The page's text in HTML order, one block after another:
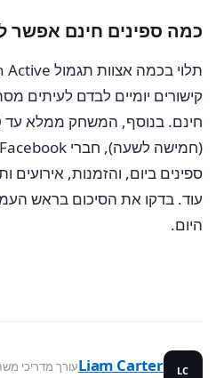
כמה ספינים חינם אפשר
קישורים יומיים לבדם לעיתים
ספינים ביום, והזמנות, אירועים
עוד. בדקו את הסיכום בראש
היום.
LC
Liam Carterעורך מדריכי